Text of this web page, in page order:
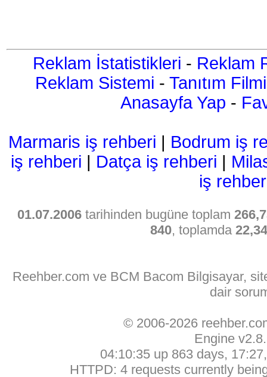
Reklam İstatistikleri - Reklam
Reklam Sistemi - Tanıtım Filmi
Anasayfa Yap -
Marmaris iş rehberi | Bodrum iş
iş rehberi | Datça iş rehberi |
iş
01.07.2006 tarihinden bugüne toplam
840, toplamda
Reehber.com ve BCM Bacom Bilgisayar,
dair
© 2006-2026
Engine
04:10:35 up 863 days,
HTTPD: 4 requests currently